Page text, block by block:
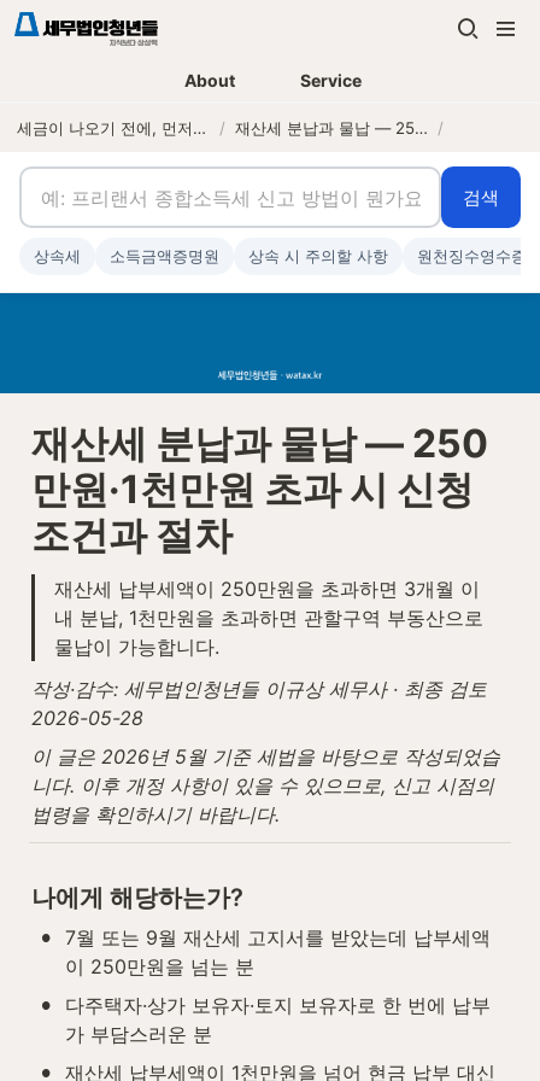
About Service
세금이 나오기 전에, 먼저 연락하는 세무법인 / 재산세 분납과 물납 — 250만원·1천만원 초과 시 신청 조건과 절차 /
재산세 분납과 물납 — 250
만원·1천만원 초과 시 신청
조건과 절차
재산세 납부세액이 250만원을 초과하면 3개월 이
내 분납, 1천만원을 초과하면 관할구역 부동산으로
물납이 가능합니다.
작성·감수: 세무법인청년들 이규상 세무사 · 최종 검토
2026-05-28
이 글은 2026년 5월 기준 세법을 바탕으로 작성되었습
니다. 이후 개정 사항이 있을 수 있으므로, 신고 시점의
법령을 확인하시기 바랍니다.
나에게 해당하는가?
• 7월 또는 9월 재산세 고지서를 받았는데 납부세액
이 250만원을 넘는 분
•
다주택자·상가 보유자·토지 보유자로 한 번에 납부
가 부담스러운 분
• 재산세 납부세액이 1천만원을 넘어 현금 납부 대신
검색
상속세 소득금액증명원 상속 시 주의할 사항 원천징수영수증